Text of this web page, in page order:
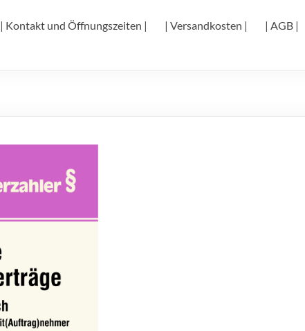
| Kontakt und Öffnungszeiten | | Versandkosten | | AGB |